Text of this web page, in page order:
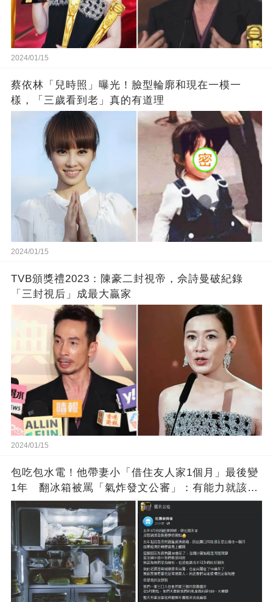
2024/01/15
蔡依林「兒時照」曝光！臉型輪廓和現在一模一
樣，「三歲看到老」真的有道理
2024/01/15
TVB頒獎禮2023：陳豪二封視帝，佘詩曼破紀錄
「三封視后」成最大贏家
2024/01/15
包吃包水電！他帶妻小「借住友人家1個月」最後變
1年 翻冰箱被罵「氣炸發文公審」：有能力就該大
方